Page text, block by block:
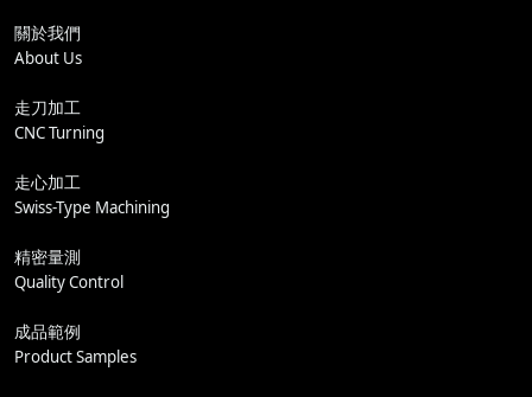
關於我們
About Us
走刀加工
CNC Turning
走心加工
Swiss-Type Machining
精密量測
Quality Control
成品範例
Product Samples